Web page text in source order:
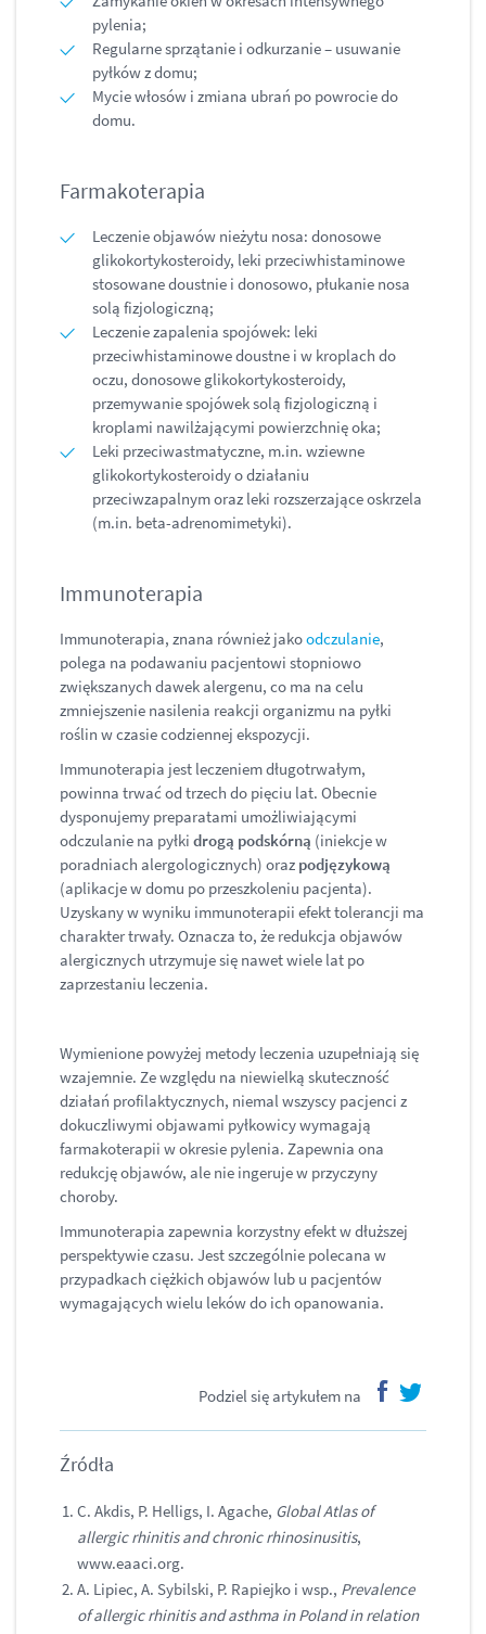
pylenia;
Regularne sprzątanie i odkurzanie – usuwanie
pyłków z domu;
Mycie włosów i zmiana ubrań po powrocie do
domu.
Farmakoterapia
Leczenie objawów nieżytu nosa: donosowe
glikokortykosteroidy, leki przeciwhistaminowe
stosowane doustnie i donosowo, płukanie nosa
solą fizjologiczną;
Leczenie zapalenia spojówek: leki
przeciwhistaminowe doustne i w kroplach do
oczu, donosowe glikokortykosteroidy,
przemywanie spojówek solą fizjologiczną i
kroplami nawilżającymi powierzchnię oka;
Leki przeciwastmatyczne, m.in. wziewne
glikokortykosteroidy o działaniu
przeciwzapalnym oraz leki rozszerzające oskrzela
(m.in. beta-adrenomimetyki).
Immunoterapia
Immunoterapia, znana również jakoodczulanie,
polega na podawaniu pacjentowi stopniowo
zwiększanych dawek alergenu, co ma na celu
zmniejszenie nasilenia reakcji organizmu na pyłki
roślin w czasie codziennej ekspozycji.
Immunoterapia jest leczeniem długotrwałym,
powinna trwać od trzech do pięciu lat. Obecnie
dysponujemy preparatami umożliwiającymi
odczulanie na pyłki drogą podskórną (iniekcje w
poradniach alergologicznych) oraz podjęzykową
(aplikacje w domu po przeszkoleniu pacjenta).
Uzyskany w wyniku immunoterapii efekt tolerancji ma
charakter trwały. Oznacza to, że redukcja objawów
alergicznych utrzymuje się nawet wiele lat po
zaprzestaniu leczenia.
Wymienione powyżej metody leczenia uzupełniają się
wzajemnie. Ze względu na niewielką skuteczność
działań profilaktycznych, niemal wszyscy pacjenci z
dokuczliwymi objawami pyłkowicy wymagają
farmakoterapii w okresie pylenia. Zapewnia ona
redukcję objawów, ale nie ingeruje w przyczyny
choroby.
Immunoterapia zapewnia korzystny efekt w dłuższej
perspektywie czasu. Jest szczególnie polecana w
przypadkach ciężkich objawów lub u pacjentów
wymagających wielu leków do ich opanowania.
Podziel się artykułem na
Źródła
C. Akdis, P. Helligs, I. Agache, Global Atlas of
allergic rhinitis and chronic rhinosinusitis,
www.eaaci.org.
A. Lipiec, A. Sybilski, P. Rapiejko i wsp., Prevalence
of allergic rhinitis and asthma in Poland in relation